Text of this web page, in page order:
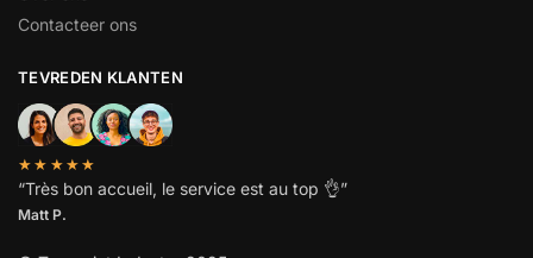
Contacteer ons
TEVREDEN KLANTEN
★★★★★
“Très bon accueil, le service est au top 👌”
Matt P.